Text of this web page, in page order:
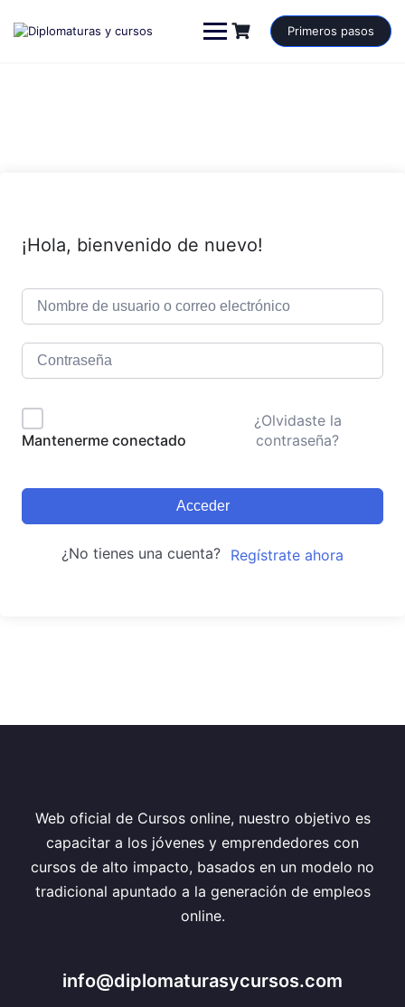
contenido
Primeros pasos
¡Hola, bienvenido de nuevo!
Mantenerme conectado
¿Olvidaste la
contraseña?
Acceder
¿No tienes una cuenta? Regístrate ahora
Web oficial de Cursos online, nuestro objetivo es
capacitar a los jóvenes y emprendedores con
cursos de alto impacto, basados en un modelo no
tradicional apuntado a la generación de empleos
online.
info@diplomaturasycursos.com